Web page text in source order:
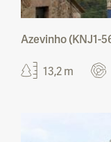
Azevinho (KNJ1-
13,2 m